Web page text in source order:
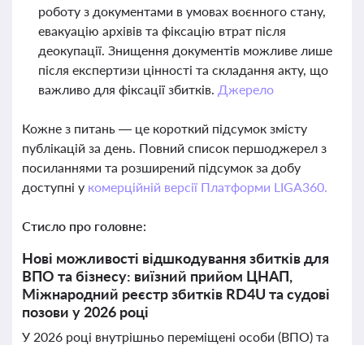
роботу з документами в умовах воєнного стану,
евакуацію архівів та фіксацію втрат після
деокупації. Знищення документів можливе лише
після експертизи цінності та складання акту, що
важливо для фіксації збитків. Джерело
Кожне з питань — це короткий підсумок змісту
публікацій за день. Повний список першоджерел з
посиланнями та розширений підсумок за добу
доступні у комерційній версії Платформи LIGA360.
Стисло про головне:
Нові можливості відшкодування збитків для
ВПО та бізнесу: виїзний прийом ЦНАП,
Міжнародний реєстр збитків RD4U та судові
позови у 2026 році
У 2026 році внутрішньо переміщені особи (ВПО) та